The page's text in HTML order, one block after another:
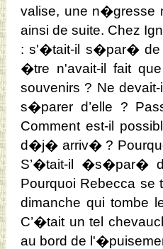
valise, une n�gresse
ainsi de suite. Chez
: s'�tait-il s�par� de
�tre n'avait-il fait
souvenirs ? Ne
s�parer d’elle ?
Comment est-il
d�j� arriv� ?
S’�tait-il �s�par�
Pourquoi Rebecca se
dimanche qui tombe
C’�tait un tel
au bord de